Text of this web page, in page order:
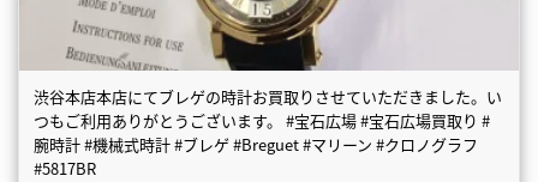
渋谷本店本店にてブレゲの時計お買取りさせていただきました。い
つもご利用ありがとうございます。 #宝石広場 #宝石広場買取り #
腕時計 #機械式時計 #ブレゲ #Breguet #マリーン #クロノグラフ
#5817BR